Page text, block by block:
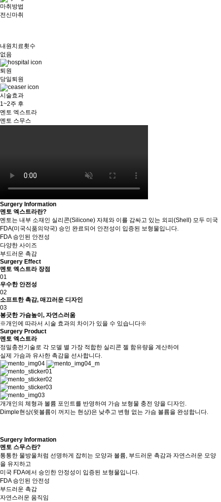
마취방법
전신마취
내원치료횟수
없음
퇴원
당일퇴원
시술효과
1~2주 후
멘토 엑스트라
멘토 스무스
Surgery Information
멘토 엑스트라란?
멘토는 내부 소재인 실리콘(Silicone) 자체와 이를 감싸고 있는 외피(Shell) 모두 미국
FDA(미국식품의약국) 승인 완료되어 안전성이 입증된 보형물입니다.
FDA 승인된 안전성
다양한 사이즈
부드러운 촉감
Surgery Effect
멘토 엑스트라 장점
01
우수한 안전성
02
소프트한 촉감, 매끄러운 디자인
03
봉긋한 가슴높이, 자연스러움
※개인에 따라서 시술 효과의 차이가 있을 수 있습니다※
Surgery Product
멘토 엑스트라
정밀충전기술로 각 모델 별 가장 적합한 실리콘 젤 함유량을 계산하여
실제 가슴과 유사한 촉감을 선사합니다.
개개인의 체형과 볼륨 포인트를 반영하여 가슴 보형물 충전 양을 디자인.
Dimple현상(윗볼륨이 꺼지는 현상)은 낮추고 변형 없는 가슴 볼륨을 완성합니다.
Surgery Information
멘토 스무스란?
통통한 물방울처럼 선명하게 잡히는 모양과 볼륨, 부드러운 촉감과 자연스러운 모양
을 유지하고
미국 FDA에서 승인한 안정성이 입증된 보형물입니다.
FDA 승인된 안전성
부드러운 촉감
자연스러운 움직임